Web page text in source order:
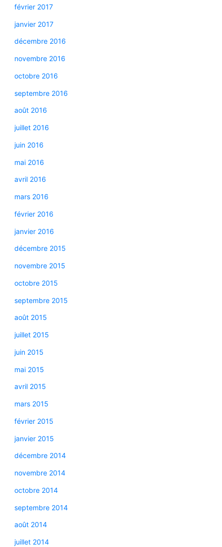
février 2017
janvier 2017
décembre 2016
novembre 2016
octobre 2016
septembre 2016
août 2016
juillet 2016
juin 2016
mai 2016
avril 2016
mars 2016
février 2016
janvier 2016
décembre 2015
novembre 2015
octobre 2015
septembre 2015
août 2015
juillet 2015
juin 2015
mai 2015
avril 2015
mars 2015
février 2015
janvier 2015
décembre 2014
novembre 2014
octobre 2014
septembre 2014
août 2014
juillet 2014